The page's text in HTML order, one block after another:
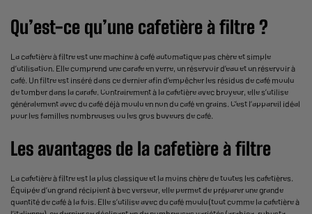
Qu’est-ce qu’une cafetière à filtre ?
La cafetière à filtre est une machine à café automatique pas chère et simple
d’utilisation. Elle comprend une carafe en verre, un réservoir d’eau et un réservoir à
café. Un filtre est inséré dans ce dernier afin d’empêcher les résidus de café moulu
de tomber dans la carafe. Contrairement à lacafetière avec broyeur, elle s’utilise
généralement avec du café déjà moulu en non ducafé en grains. C’est l’appareil idéal
pour les familles nombreuses ou les gros buveurs de café.
Les avantages de la cafetière à filtre
La cafetière à filtre est la plus classique et la moins chère de toutes les cafetières.
Équipée d’un grand récipient à bec verseur, elle permet de préparer une grande
quantité de café à la fois. Elle s’utilise avec du café moulu (tout comme la cafetière à